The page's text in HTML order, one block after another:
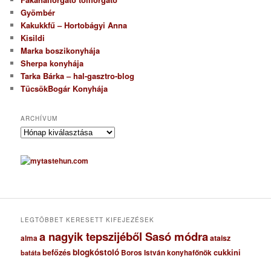
Gyömbér
Kakukkfű – Hortobágyi Anna
Kisildi
Marka boszikonyhája
Sherpa konyhája
Tarka Bárka – hal-gasztro-blog
TücsökBogár Konyhája
ARCHÍVUM
A
c
h
u
LEGTÖBBET KERESETT KIFEJEZÉSEK
almaa nagyik tepszijéből Sasó módraataisz
batáta befőzésblogkóstoló Boros István konyhafőnökcukkini